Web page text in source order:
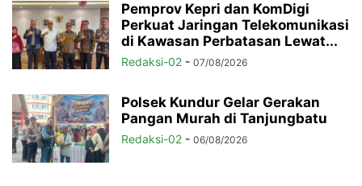
Pemprov Kepri dan KomDigi
Perkuat Jaringan Telekomunikasi
di Kawasan Perbatasan Lewat...
Redaksi-02 - 07/08/2026
Polsek Kundur Gelar Gerakan
Pangan Murah di Tanjungbatu
Redaksi-02 - 06/08/2026